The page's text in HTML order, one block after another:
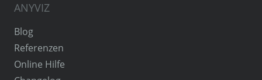
ANYVIZ
Blog
Referenzen
Online Hilfe